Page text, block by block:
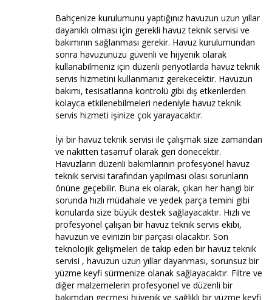
Bahçenize kurulumunu yaptığınız havuzun uzun yıllar
dayanıklı olması için gerekli havuz teknik servisi ve
bakımının sağlanması gerekir. Havuz kurulumundan
sonra havuzunuzu güvenli ve hijyenik olarak
kullanabilmeniz için düzenli periyotlarda havuz teknik
servis hizmetini kullanmanız gerekecektir. Havuzun
bakımı, tesisatlarına kontrolü gibi dış etkenlerden
kolayca etkilenebilmeleri nedeniyle havuz teknik
servis hizmeti işinize çok yarayacaktır.
İyi bir havuz teknik servisi ile çalışmak size zamandan
ve nakitten tasarruf olarak geri dönecektir.
Havuzların düzenli bakımlarının profesyonel havuz
teknik servisi tarafından yapılması olası sorunların
önüne geçebilir. Buna ek olarak, çıkan her hangi bir
sorunda hızlı müdahale ve yedek parça temini gibi
konularda size büyük destek sağlayacaktır. Hızlı ve
profesyonel çalışan bir havuz teknik servis ekibi,
havuzun ve evinizin bir parçası olacaktır. Son
teknolojik gelişmeleri de takip eden bir havuz teknik
servisi , havuzun uzun yıllar dayanması, sorunsuz bir
yüzme keyfi sürmenize olanak sağlayacaktır. Filtre ve
diğer malzemelerin profesyonel ve düzenli bir
bakımdan geçmesi hijyenik ve sağlıklı bir yüzme keyfi